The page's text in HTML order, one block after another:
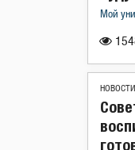
Мой
НОВОСТИ